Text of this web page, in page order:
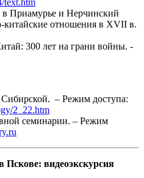
text.htm
Приамурье и Нерчинский
китайские отношения в XVII в.
300 лет на грани войны. -
Сибирской. – Режим доступа:
2_22.htm
семинарии. – Режим
видеоэкскурсия